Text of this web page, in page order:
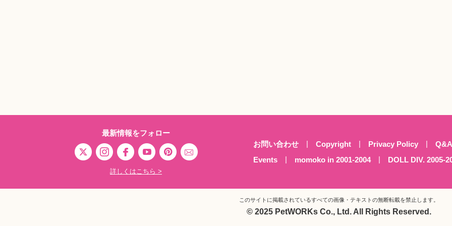
最新情報をフォロー
詳しくはこちら >
お問い合わせ Copyright Privacy Policy Q&A
Events
momoko in 2001-2004 DOLL DIV. 2005-
このサイトに掲載されているすべての画像・テキストの無断転載を禁止します。
© 2025 PetWORKs Co., Ltd. All Rights Reserved.